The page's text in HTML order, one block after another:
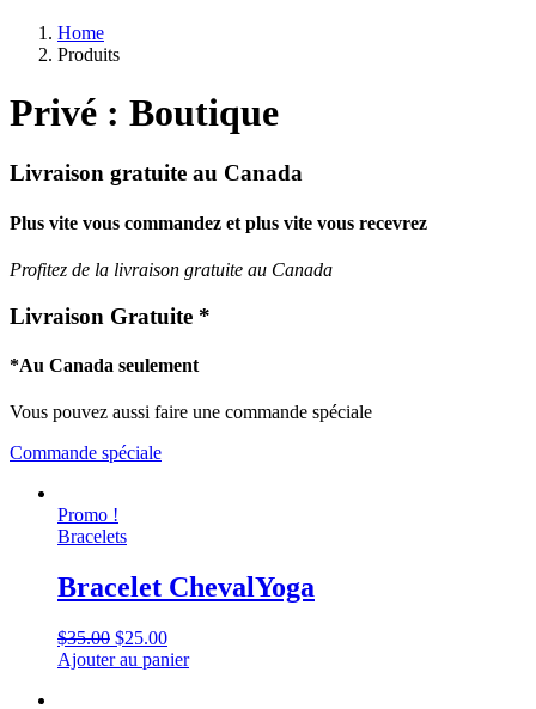
Home
Produits
Privé : Boutique
Livraison gratuite au Canada
Plus vite vous commandez et plus vite vous recevrez
Profitez de la livraison gratuite au Canada
Livraison Gratuite *
*Au Canada seulement
Vous pouvez aussi faire une commande spéciale
Commande spéciale
Promo !
Bracelets
Bracelet ChevalYoga
$35.00 $25.00
Ajouter au panier